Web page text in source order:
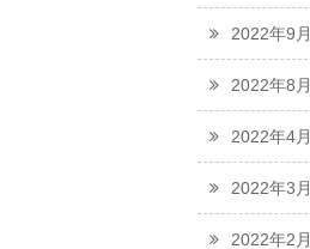
2022年9月
2022年8月
2022年4月
2022年3月
2022年2月